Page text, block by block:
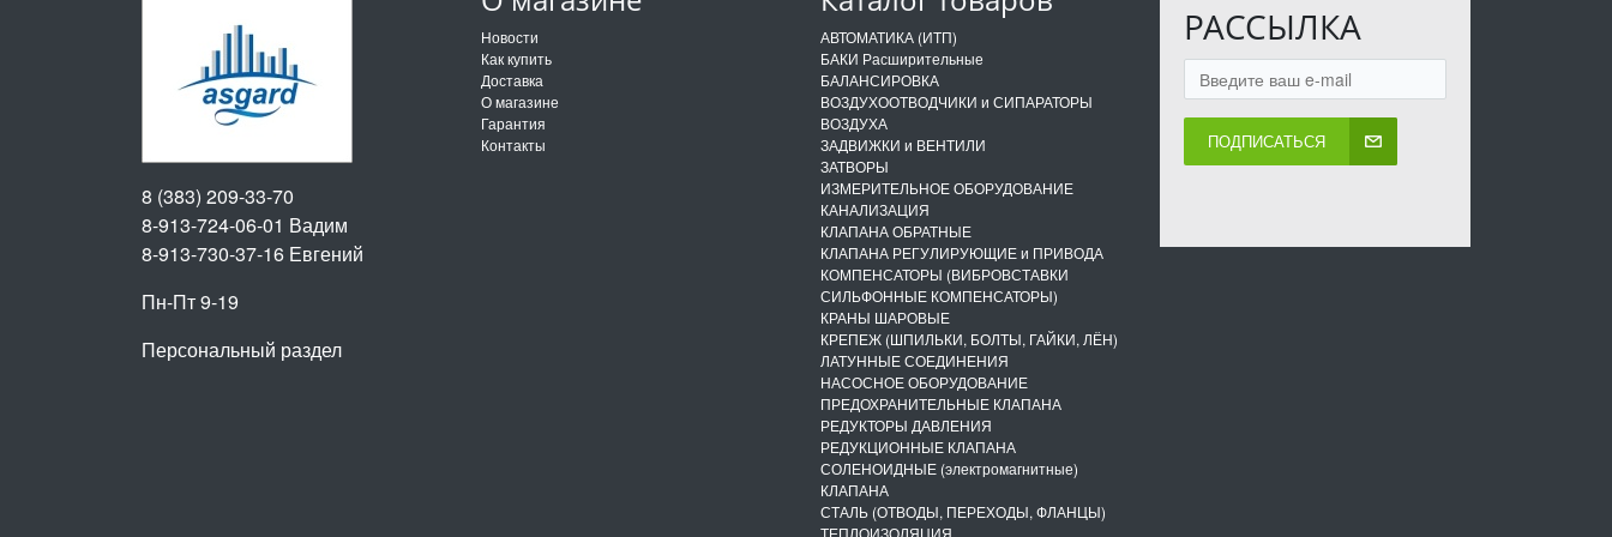
Новости
Как купить
Доставка
О магазине
Гарантия
Контакты
АВТОМАТИКА (ИТП)
БАКИ Расширительные
БАЛАНСИРОВКА
ВОЗДУХООТВОДЧИКИ и СИПАРАТОРЫ
ВОЗДУХА
ЗАДВИЖКИ и ВЕНТИЛИ
ЗАТВОРЫ
ИЗМЕРИТЕЛЬНОЕ ОБОРУДОВАНИЕ
КАНАЛИЗАЦИЯ
КЛАПАНА ОБРАТНЫЕ
КЛАПАНА РЕГУЛИРУЮЩИЕ и ПРИВОДА
КОМПЕНСАТОРЫ (ВИБРОВСТАВКИ
СИЛЬФОННЫЕ КОМПЕНСАТОРЫ)
КРАНЫ ШАРОВЫЕ
КРЕПЕЖ (ШПИЛЬКИ, БОЛТЫ, ГАЙКИ, ЛЁН)
ЛАТУННЫЕ СОЕДИНЕНИЯ
НАСОСНОЕ ОБОРУДОВАНИЕ
ПРЕДОХРАНИТЕЛЬНЫЕ КЛАПАНА
РЕДУКТОРЫ ДАВЛЕНИЯ
РЕДУКЦИОННЫЕ КЛАПАНА
СОЛЕНОИДНЫЕ (электромагнитные)
КЛАПАНА
СТАЛЬ (ОТВОДЫ, ПЕРЕХОДЫ, ФЛАНЦЫ)
ТЕПЛОИЗОЛЯЦИЯ
РАССЫЛКА
ПОДПИСАТЬСЯ
8 (383) 209-33-70
8-913-724-06-01 Вадим
8-913-730-37-16 Евгений
Пн-Пт 9-19
Персональный раздел